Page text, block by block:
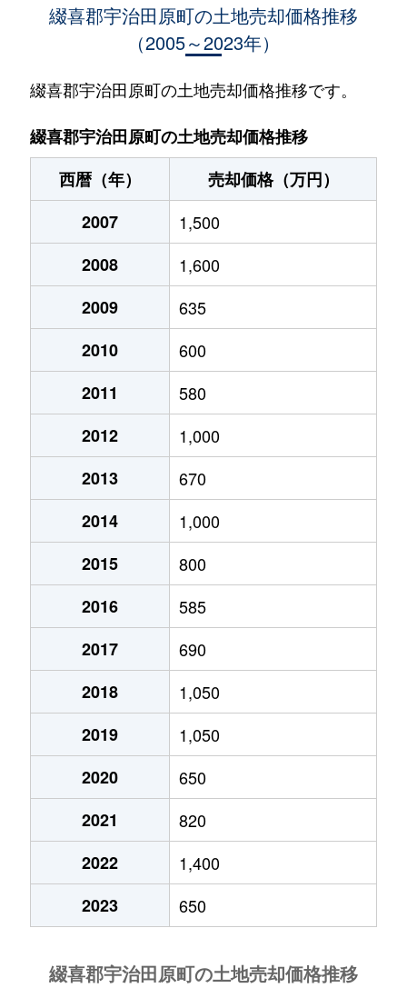
綴喜郡宇治田原町の土地売却価格推移
（2005～2023年）
綴喜郡宇治田原町の土地売却価格推移です。
綴喜郡宇治田原町の土地売却価格推移
西暦（年）
売却価格（万円）
2007
1,500
2008
1,600
2009
635
2010
600
2011
580
2012
1,000
2013
670
2014
1,000
2015
800
2016
585
2017
690
2018
1,050
2019
1,050
2020
650
2021
820
2022
1,400
2023
650